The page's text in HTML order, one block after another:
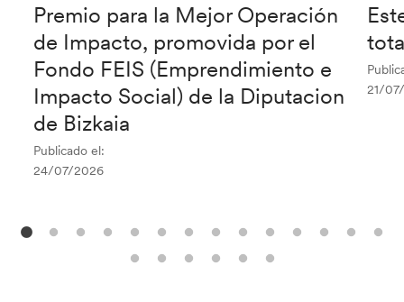
Premio para la Mejor Operación
de Impacto, promovida por el
Fondo FEIS (Emprendimiento e
Impacto Social) de la Diputacion
de Bizkaia
Publicado el:
24/07/2026
21/